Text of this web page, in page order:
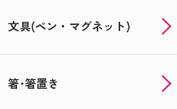
文具(ペン・マグネット)
箸･箸置き